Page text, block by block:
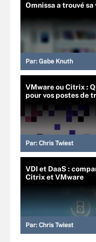
Omnissa a trouvé
Par: Gabe Knuth
VMware ou Citrix :
pour vos postes de
Par: Chris Twiest
VDI et DaaS :
Citrix et VMware
Par: Chris Twiest